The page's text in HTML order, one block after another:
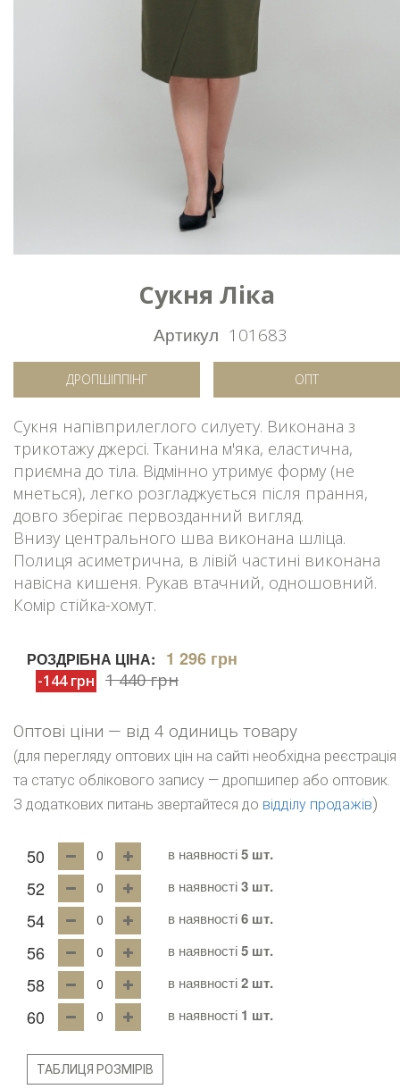
Сукня Ліка
Артикул 101683
ДРОПШІППІНГ ОПТ
Сукня напівприлеглого силуету. Виконана з
трикотажу джерсі. Тканина м'яка, еластична,
приємна до тіла. Відмінно утримує форму (не
мнеться), легко розгладжується після прання,
довго зберігає первозданний вигляд.
Внизу центрального шва виконана шліца.
Полиця асиметрична, в лівій частині виконана
навісна кишеня. Рукав втачний, одношовний.
Комір стійка-хомут.
РОЗДРІБНА ЦІНА: 1 296 грн
-144 грн 1 440 грн
Оптові ціни — від 4 одиниць товару
(для перегляду оптових цін на сайті необхідна реєстрація
та статус облікового запису — дропшипер або оптовик.
З додаткових питань звертайтеся до відділу продажів)
50 в наявності5 шт.
52 в наявності3 шт.
54 в наявності6 шт.
56 в наявності5 шт.
58 в наявності2 шт.
60 в наявності 1 шт.
ТАБЛИЦЯ РОЗМІРІВ